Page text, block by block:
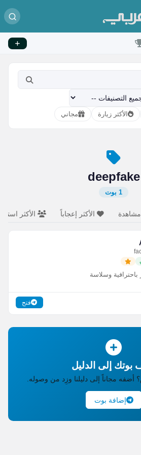
الأكثر زيارة مجاني
deepfake
1 بوت
مشاهدة الأكثر إعجاباً الأكثر
وسلاسة
فتح
بوتك إلى الدليل
مجاناً إلى دليلنا وزِد من وصوله.
إضافة بوت